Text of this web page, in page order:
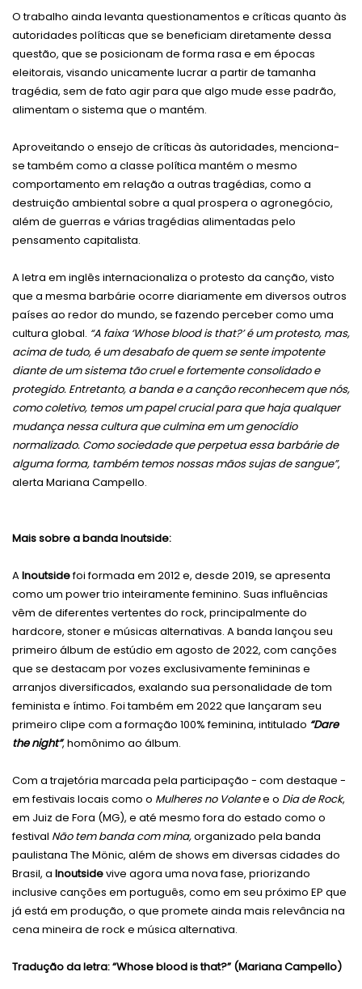
O trabalho ainda levanta questionamentos e críticas quanto às
autoridades políticas que se beneficiam diretamente dessa
questão, que se posicionam de forma rasa e em épocas
eleitorais, visando unicamente lucrar a partir de tamanha
tragédia, sem de fato agir para que algo mude esse padrão,
alimentam o sistema que o mantém.
Aproveitando o ensejo de críticas às autoridades, menciona-
se também como a classe política mantém o mesmo
comportamento em relação a outras tragédias, como a
destruição ambiental sobre a qual prospera o agronegócio,
além de guerras e várias tragédias alimentadas pelo
pensamento capitalista.
A letra em inglês internacionaliza o protesto da canção, visto
que a mesma barbárie ocorre diariamente em diversos outros
países ao redor do mundo, se fazendo perceber como uma
cultura global. “A faixa ‘Whose blood is that?’ é um protesto, mas,
acima de tudo, é um desabafo de quem se sente impotente
diante de um sistema tão cruel e fortemente consolidado e
protegido. Entretanto, a banda e a canção reconhecem que nós,
como coletivo, temos um papel crucial para que haja qualquer
mudança nessa cultura que culmina em um genocídio
normalizado. Como sociedade que perpetua essa barbárie de
alguma forma, também temos nossas mãos sujas de sangue”,
alerta Mariana Campello.
Mais sobre a banda Inoutside:
AInoutsidefoi formada em 2012 e, desde 2019, se apresenta
como um power trio inteiramente feminino. Suas influências
vêm de diferentes vertentes do rock, principalmente do
hardcore, stoner e músicas alternativas. A banda lançou seu
primeiro álbum de estúdio em agosto de 2022, com canções
que se destacam por vozes exclusivamente femininas e
arranjos diversificados, exalando sua personalidade de tom
feminista e íntimo. Foi também em 2022 que lançaram seu
primeiro clipe com a formação 100% feminina, intitulado “Dare
the night”, homônimo ao álbum.
Com a trajetória marcada pela participação - com destaque -
em festivais locais como o Mulheres no Volantee o Dia de Rock,
em Juiz de Fora (MG), e até mesmo fora do estado como o
festival Não tem banda com mina,organizado pela banda
paulistana The Mönic, além de shows em diversas cidades do
Brasil, a Inoutsidevive agora uma nova fase, priorizando
inclusive canções em português, como em seu próximo EP que
já está em produção, o que promete ainda mais relevância na
cena mineira de rock e música alternativa.
Tradução da letra: “Whose blood is that?” (Mariana Campello)